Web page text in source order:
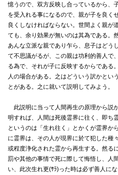
憶うので、双方反映し合っているから、
を受入れる事になるので、親が子を良く
良くしなければならない。世間よく親が
ても、余り効果が無いのは其為である。
あんな立派な親であり乍ら、息子はどう
て不思議がるが、この親は功利的善人で
る為で、それが子に反映するからである
人の場合がある。之はどういう訳かとい
とがある。之に就いて説明してみよう。
此説明に当って人間再生の原理から説
明すれば、人間は死後霊界に往く、即ち
というのは「生れ往く」とかくが霊界か
に霊界は、その人が現界に於て犯した種
或程度浄化された霊から再生する。然る
罰や其他の事情で死に際して悔悟し、人
い、此次生れ更(ｻﾗ)った時は必ず善人に